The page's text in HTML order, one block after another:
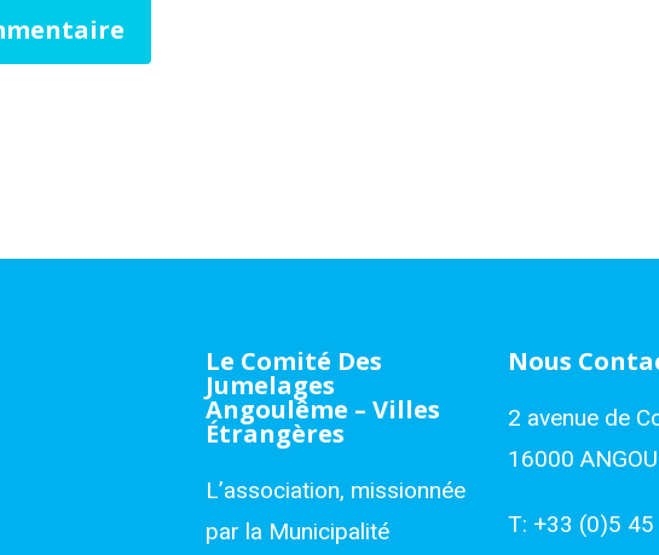
Le Comité Des
Jumelages
Angoulême – Villes
Étrangères
L’association, missionnée
par la Municipalité
Nous
2 avenue de
16000
T: +33 (0)5